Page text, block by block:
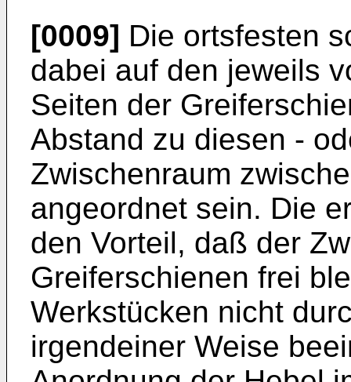
[0009] Die ortsfesten
dabei auf den jeweils
Seiten der
Abstand zu diesen -
Zwischenraum
angeordnet sein. Die
den Vorteil, daß der
Greiferschienen frei
Werkstücken nicht
irgendeiner Weise